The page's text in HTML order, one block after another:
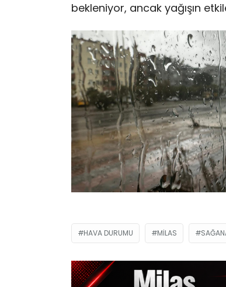
bekleniyor, ancak yağışın
HAVA DURUMU MILAS